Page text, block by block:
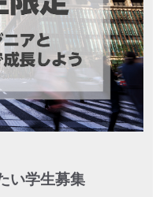
い学生募集